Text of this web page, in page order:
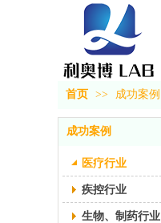
首页 >> 成功案例
成功案例
医疗行业
疾控行业
生物、制药行业